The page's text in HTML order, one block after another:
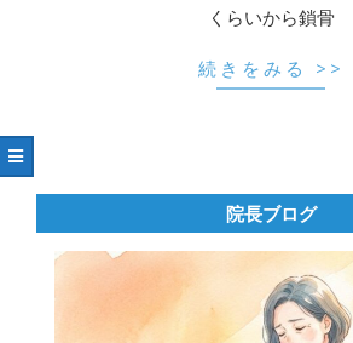
くらいから鎖骨
続きをみる >>
院長ブログ